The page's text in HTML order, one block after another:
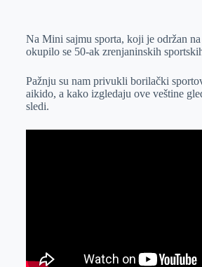
e
I
s
p
p
a
l
Na Mini sajmu sporta, koji je održan
okupilo se 50-ak zrenjaninskih
Pažnju su nam privukli borilački
aikido, a kako izgledaju ove veštine
sledi.